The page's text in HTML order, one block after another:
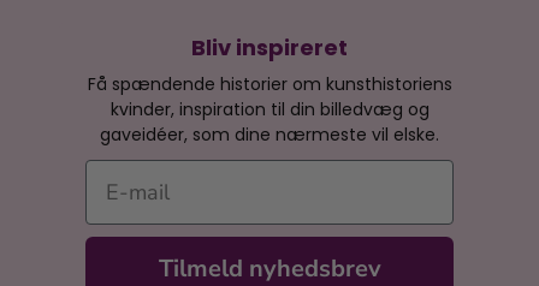
Bliv inspireret
Få spændende historier om kunsthistoriens
kvinder, inspiration til din billedvæg og
gaveidéer, som dine nærmeste vil elske.
E-mail
Tilmeld nyhedsbrev